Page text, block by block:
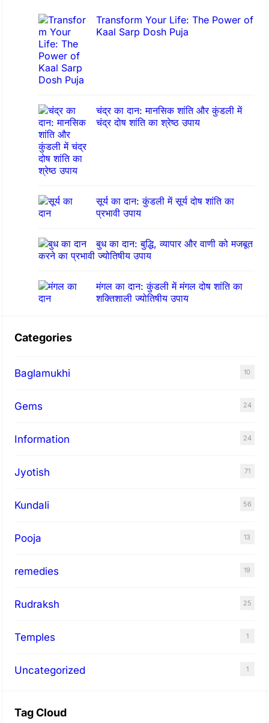
Transform Your Life: The Power of
Kaal Sarp Dosh Puja
चंद्र का दान: मानसिक शांति और कुंडली में
चंद्र दोष शांति का श्रेष्ठ उपाय
सूर्य का दान: कुंडली में सूर्य दोष शांति का
प्रभावी उपाय
बुध का दान: बुद्धि, व्यापार और वाणी को मजबूत
करने का प्रभावी ज्योतिषीय उपाय
मंगल का दान: कुंडली में मंगल दोष शांति का
शक्तिशाली ज्योतिषीय उपाय
Categories
Baglamukhi 10
Gems 24
Information 24
Jyotish 71
Kundali 56
Pooja 13
remedies 19
Rudraksh 25
Temples 1
Uncategorized 1
Tag Cloud